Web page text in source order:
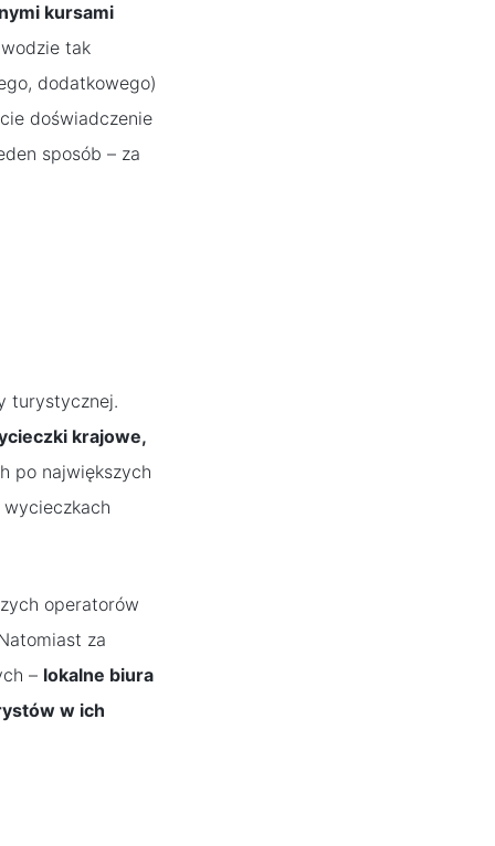
kursami
tak
dodatkowego)
doświadczenie
sposób – za
turystycznej.
krajowe,
po największych
operatorów
za
– lokalne biura
w ich